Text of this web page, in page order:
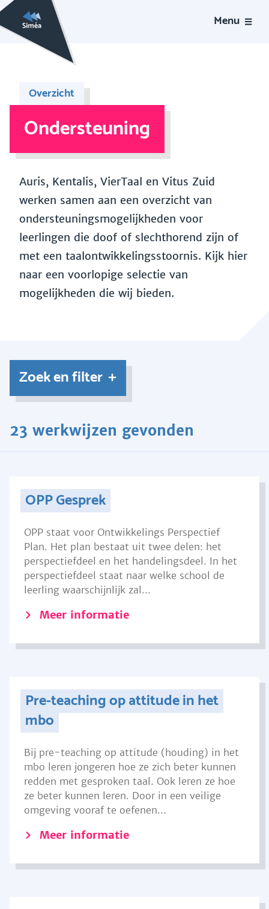
Menu
Overzicht
Ondersteuning
Auris, Kentalis, VierTaal en Vitus Zuid
werken samen aan een overzicht van
ondersteuningsmogelijkheden voor
leerlingen die doof of slechthorend zijn of
met een taalontwikkelingsstoornis. Kijk hier
naar een voorlopige selectie van
mogelijkheden die wij bieden.
Zoek en filter
23 werkwijzen gevonden
OPP Gesprek
OPP staat voor Ontwikkelings Perspectief
Plan. Het plan bestaat uit twee delen: het
perspectiefdeel en het handelingsdeel. In het
perspectiefdeel staat naar welke school de
leerling waarschijnlijk zal...
Meer informatie
Pre-teaching op attitude in het
mbo
Bij pre-teaching op attitude (houding) in het
mbo leren jongeren hoe ze zich beter kunnen
redden met gesproken taal. Ook leren ze hoe
ze beter kunnen leren. Door in een veilige
omgeving vooraf te oefenen...
Meer informatie